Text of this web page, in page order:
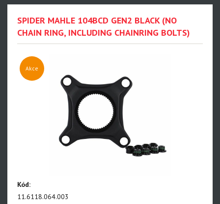
Panasonic
Výprodej
Sram MTB
Sram Road
SPIDER MAHLE 104BCD GEN2 BLACK (NO
CHAIN RING, INCLUDING CHAINRING BOLTS)
Akce
Kód:
11.6118.064.003